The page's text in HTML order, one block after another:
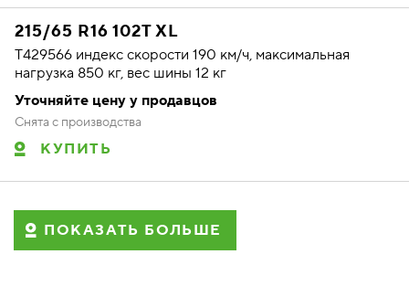
215/65 R16 102T XL
T429566 индекс скорости 190 км/ч, максимальная
нагрузка 850 кг, вес шины 12 кг
Уточняйте цену у продавцов
Снята с производства
КУПИТЬ
ПОКАЗАТЬ БОЛЬШЕ